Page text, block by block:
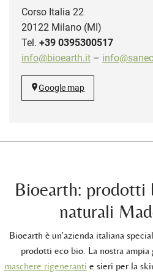
Corso Italia 22
20122 Milano (MI)
Tel. +39 0395300517
info@bioearth.it –
Google map
Bioearth: prodotti
naturali
Bioearth è un'azienda italiana
prodotti eco bio. La nostra
maschere rigeneranti e sieri per la